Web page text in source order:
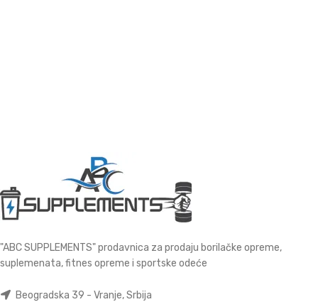
"ABC SUPPLEMENTS" prodavnica za prodaju borilačke opreme,
suplemenata, fitnes opreme i sportske odeće
Beogradska 39 - Vranje, Srbija